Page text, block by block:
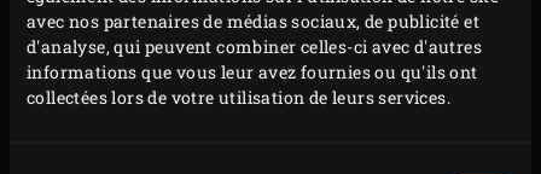
avec nos partenaires de médias sociaux, de publicité et
d'analyse, qui peuvent combiner celles-ci avec d'autres
informations que vous leur avez fournies ou qu'ils ont
collectées lors de votre utilisation de leurs services.
Pendant ce temps, graissez lasauteuse en fonte(Ø
26 cm) avec du beurre et saupoudrez-la de farine.
Retirez la farine excédentaire.